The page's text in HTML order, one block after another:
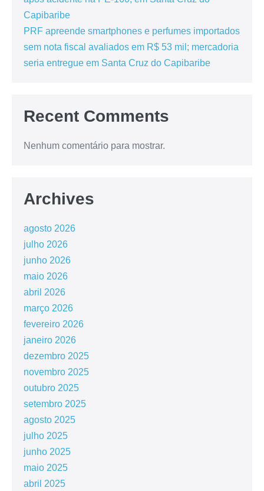
Capibaribe
PRF apreende smartphones e perfumes importados
sem nota fiscal avaliados em R$ 53 mil; mercadoria
seria entregue em Santa Cruz do Capibaribe
Recent Comments
Nenhum comentário para mostrar.
Archives
agosto 2026
julho 2026
junho 2026
maio 2026
abril 2026
março 2026
fevereiro 2026
janeiro 2026
dezembro 2025
novembro 2025
outubro 2025
setembro 2025
agosto 2025
julho 2025
junho 2025
maio 2025
abril 2025